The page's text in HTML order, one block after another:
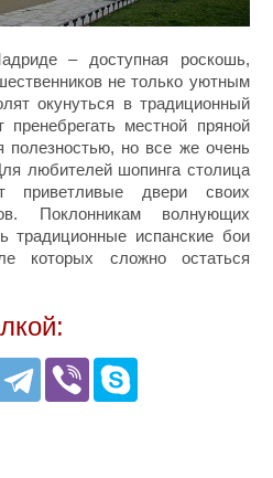
– доступная роскошь,
не только уютным
окунуться в традиционный
местной пряной
полезностью, но все же очень
любителей шопинга столица
приветливые двери своих
Поклонникам волнующих
традиционные испанские бои
которых сложно остаться